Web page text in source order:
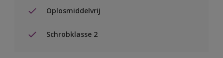
Oplosmiddelvrij
Schrobklasse 2